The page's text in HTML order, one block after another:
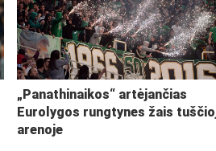
„Panathinaikos“ artėjančias
Eurolygos rungtynes žais
arenoje